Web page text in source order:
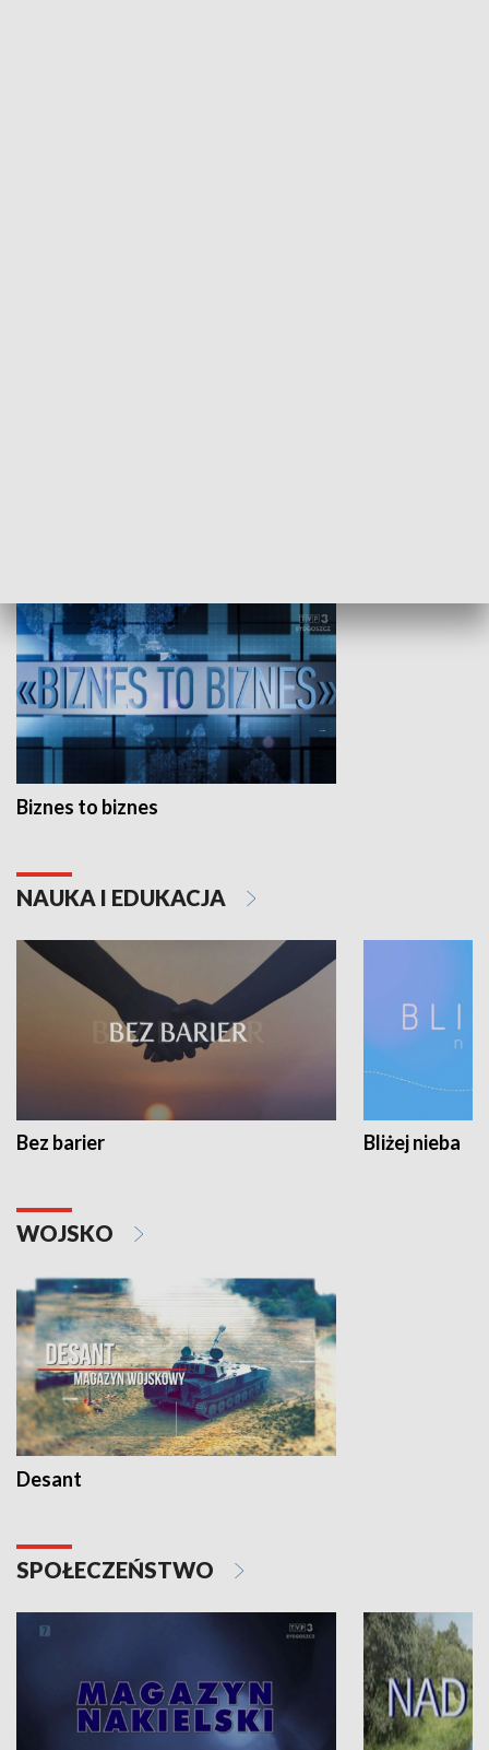
Biznes to biznes
NAUKA I EDUKACJA
Bez barier Bliżej nieba
WOJSKO
Desant
SPOŁECZEŃSTWO